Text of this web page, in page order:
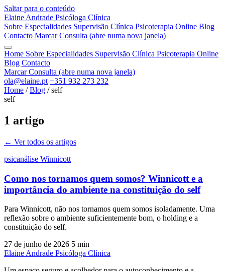
Saltar para o conteúdo
Elaine Andrade Psicóloga Clínica
Sobre Especialidades Supervisão Clínica Psicoterapia Online Blog
Contacto Marcar Consulta (abre numa nova janela)
Home Sobre Especialidades Supervisão Clínica Psicoterapia Online
Blog Contacto
Marcar Consulta (abre numa nova janela)
ola@elaine.pt +351 932 273 232
Home / Blog / self
self
1 artigo
← Ver todos os artigos
psicanálise Winnicott
Como nos tornamos quem somos? Winnicott e a
importância do ambiente na constituição do self
Para Winnicott, não nos tornamos quem somos isoladamente. Uma
reflexão sobre o ambiente suficientemente bom, o holding e a
constituição do self.
27 de junho de 2026 5 min
Elaine Andrade Psicóloga Clínica